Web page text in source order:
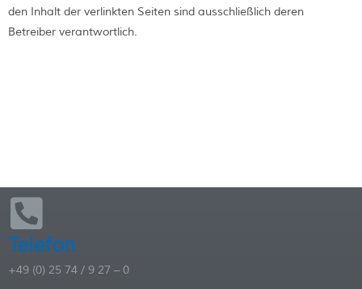
den Inhalt der verlinkten Seiten sind ausschließlich deren
Betreiber verantwortlich.
Telefon
+49 (0) 25 74 / 9 27 – 0